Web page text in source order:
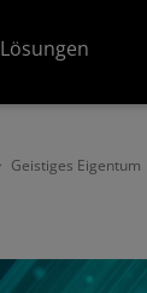
Lösungen
Geistiges Eigentum